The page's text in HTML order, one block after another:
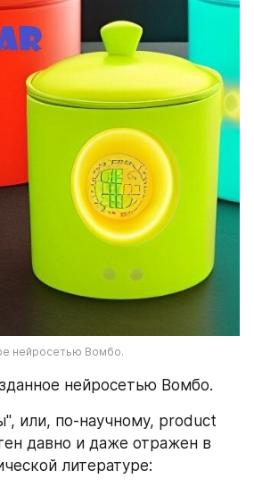
нейросетью Вомбо.
нейросетью Вомбо.
или, по-научному, product
давно и даже отражен в
литературе: